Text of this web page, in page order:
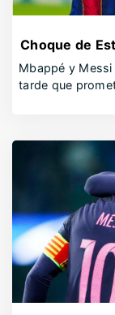
Choque de
Mbappé y
tarde que